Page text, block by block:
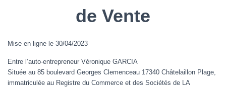
L
de Vente
Mise en ligne le 30/04/2023
Entre l’auto-entrepreneur Véronique GARCIA
Située au 85 boulevard Georges Clemenceau 17340 Châtelaillon Plage,
immatriculée au Registre du Commerce et des Sociétés de LA